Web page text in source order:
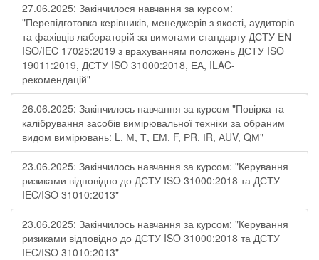
27.06.2025: Закінчилося навчання за курсом:
"Перепідготовка керівників, менеджерів з якості, аудиторів
та фахівців лабораторій за вимогами стандарту ДСТУ EN
ISO/IEC 17025:2019 з врахуванням положень ДСТУ ISO
19011:2019, ДСТУ ISO 31000:2018, ЕА, ILAC-
рекомендацій"
26.06.2025: Закінчилось навчання за курсом "Повірка та
калібрування засобів вимірювальної техніки за обраним
видом вимірювань: L, М, Т, ЕМ, F, РR, ІR, АUV, QМ"
23.06.2025: Закінчилось навчання за курсом: "Керування
ризиками відповідно до ДСТУ ISO 31000:2018 та ДСТУ
IEC/ISO 31010:2013"
23.06.2025: Закінчилось навчання за курсом: "Керування
ризиками відповідно до ДСТУ ISO 31000:2018 та ДСТУ
IEC/ISO 31010:2013"